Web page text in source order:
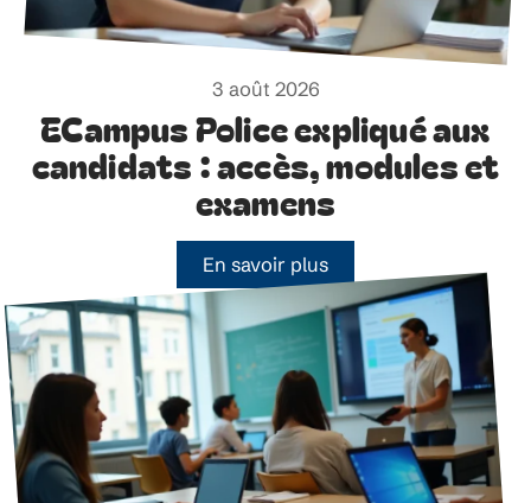
3 août 2026
ECampus Police expliqué aux
candidats : accès, modules et
examens
En savoir plus